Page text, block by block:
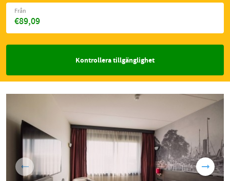
€89,09
Från
Kontrollera tillgänglighet